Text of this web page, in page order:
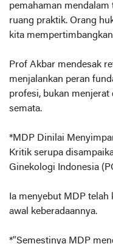
pemahaman
ruang praktik. Orang
kita
Prof Akbar mendesak
menjalankan peran
profesi, bukan
semata.
*MDP Dinilai
Kritik serupa
Ginekologi Indonesia
Ia menyebut MDP
awal keberadaannya.
*"Semestinya MDP